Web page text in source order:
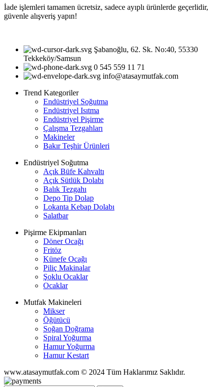
İade işlemleri tamamen ücretsiz, sadece ayıplı ürünlerde geçerlidir,
güvenle alışveriş yapın!
Şabanoğlu, 62. Sk. No:40, 55330
Tekkeköy/Samsun
0 545 559 11 71
info@atasaymutfak.com
Trend Kategoriler
Endüstriyel Soğutma
Endüstriyel Isıtma
Endüstriyel Pişirme
Çalışma Tezgahları
Makineler
Bakır Teşhir Ürünleri
Endüstriyel Soğutma
Açık Büfe Kahvaltı
Açık Sütlük Dolabı
Balık Tezgahı
Depo Tip Dolap
Lokanta Kebap Dolabı
Salatbar
Pişirme Ekipmanları
Döner Ocağı
Fritöz
Künefe Ocağı
Piliç Makinalar
Şoklu Ocaklar
Ocaklar
Mutfak Makineleri
Mikser
Öğütücü
Soğan Doğrama
Spiral Yoğurma
Hamur Yoğurma
Hamur Kestart
www.atasaymutfak.com © 2024 Tüm Haklarımız Saklıdır.